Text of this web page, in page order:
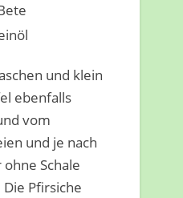
und klein
ebenfalls
vom
und je nach
Schale
Pfirsiche